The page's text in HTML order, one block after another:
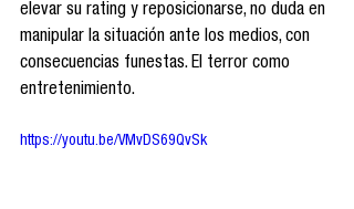
elevar su rating y reposicionarse, no duda en
manipular la situación ante los medios, con
consecuencias funestas. El terror como
entretenimiento.
https://youtu.be/VMvDS69QvSk